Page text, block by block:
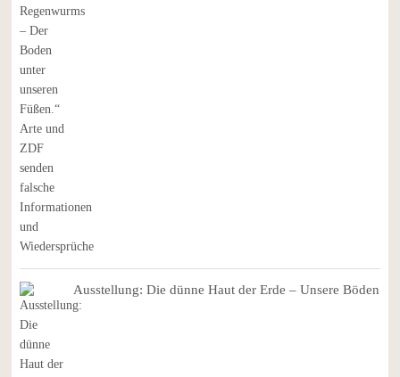
Ausstellung: Die dünne Haut der Erde – Unsere Böden